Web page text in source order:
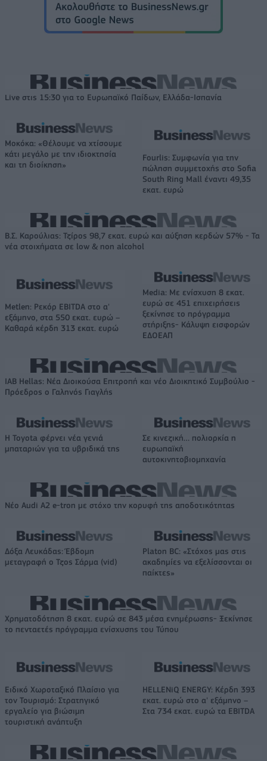
Live στις 15:30 για το Ευρωπαϊκό Παίδων, Ελλάδα-Ισπανία
Μοκόκα: «Θέλουμε να χτίσουμε
κάτι μεγάλο με την ιδιοκτησία
και τη διοίκηση»
Fourlis: Συμφωνία για την
πώληση συμμετοχής στο Sofia
South Ring Mall έναντι 49,35
εκατ. ευρώ
Β.Σ. Καρούλιας: Τζίρος 98,7 εκατ. ευρώ και αύξηση κερδών 57% - Τα
νέα στοιχήματα σε low & non alcohol
Metlen: Ρεκόρ EBITDA στο α'
εξάμηνο, στα 550 εκατ. ευρώ –
Καθαρά κέρδη 313 εκατ. ευρώ
Media: Με ενίσχυση 8 εκατ.
ευρώ σε 451 επιχειρήσεις
ξεκίνησε το πρόγραμμα
στήριξης- Κάλυψη εισφορών
ΕΔΟΕΑΠ
IAB Hellas: Νέα Διοικούσα Επιτροπή και νέο Διοικητικό Συμβούλιο -
Πρόεδρος ο Γαληνός Γιαγλής
Η Toyota φέρνει νέα γενιά
μπαταριών για τα υβριδικά της
Σε κινεζική… πολιορκία η
ευρωπαϊκή
αυτοκινητοβιομηχανία
Νέο Audi A2 e-tron με στόχο την κορυφή της αποδοτικότητας
Δόξα Λευκάδας: Έβδομη
μεταγραφή ο Τζος Σάρμα (vid)
Platon BC: «Στόχος μας στις
ακαδημίες να εξελίσσονται οι
παίκτες»
Χρηματοδότηση 8 εκατ. ευρώ σε 843 μέσα ενημέρωσης- Ξεκίνησε
το πενταετές πρόγραμμα ενίσχυσης του Τύπου
Ειδικό Χωροταξικό Πλαίσιο για
τον Τουρισμό: Στρατηγικό
εργαλείο για βιώσιμη
τουριστική ανάπτυξη
HELLENiQ ENERGY: Κέρδη 393
εκατ. ευρώ στο α' εξάμηνο –
Στα 734 εκατ. ευρώ τα EBITDA